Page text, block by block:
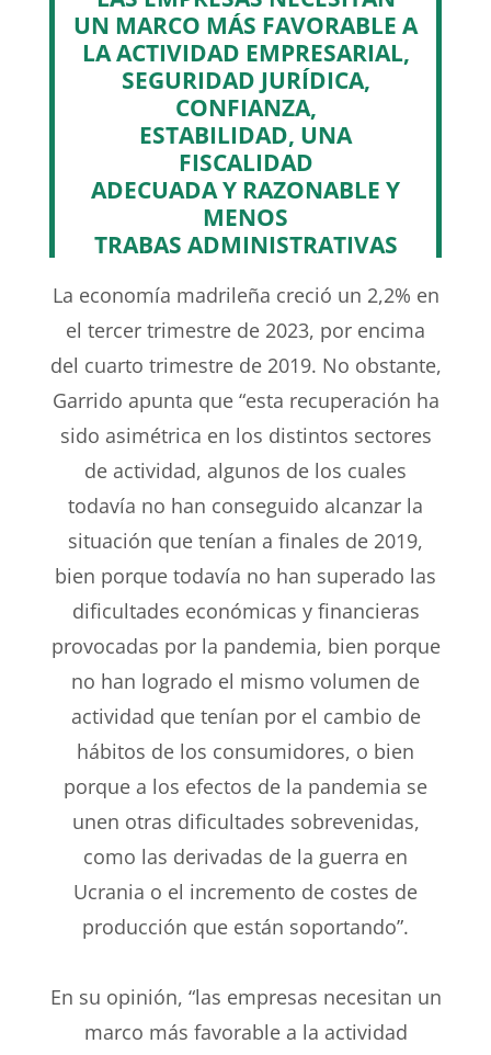
UN MARCO MÁS FAVORABLE A
LA ACTIVIDAD EMPRESARIAL,
SEGURIDAD JURÍDICA,
CONFIANZA,
ESTABILIDAD, UNA
FISCALIDAD
ADECUADA Y RAZONABLE Y
MENOS
TRABAS ADMINISTRATIVAS
La economía madrileña creció un 2,2% en
el tercer trimestre de 2023, por encima
del cuarto trimestre de 2019. No obstante,
Garrido apunta que “esta recuperación ha
sido asimétrica en los distintos sectores
de actividad, algunos de los cuales
todavía no han conseguido alcanzar la
situación que tenían a finales de 2019,
bien porque todavía no han superado las
dificultades económicas y financieras
provocadas por la pandemia, bien porque
no han logrado el mismo volumen de
actividad que tenían por el cambio de
hábitos de los consumidores, o bien
porque a los efectos de la pandemia se
unen otras dificultades sobrevenidas,
como las derivadas de la guerra en
Ucrania o el incremento de costes de
producción que están soportando”.
En su opinión, “las empresas necesitan un
marco más favorable a la actividad